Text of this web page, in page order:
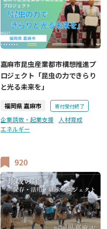
嘉麻市昆虫産業都市構想推進プ
ロジェクト「昆虫の力できらり
と光る未来を」
福岡県 嘉麻市 寄付受付終了
企業誘致・起業支援
人材育成
エネルギー
920